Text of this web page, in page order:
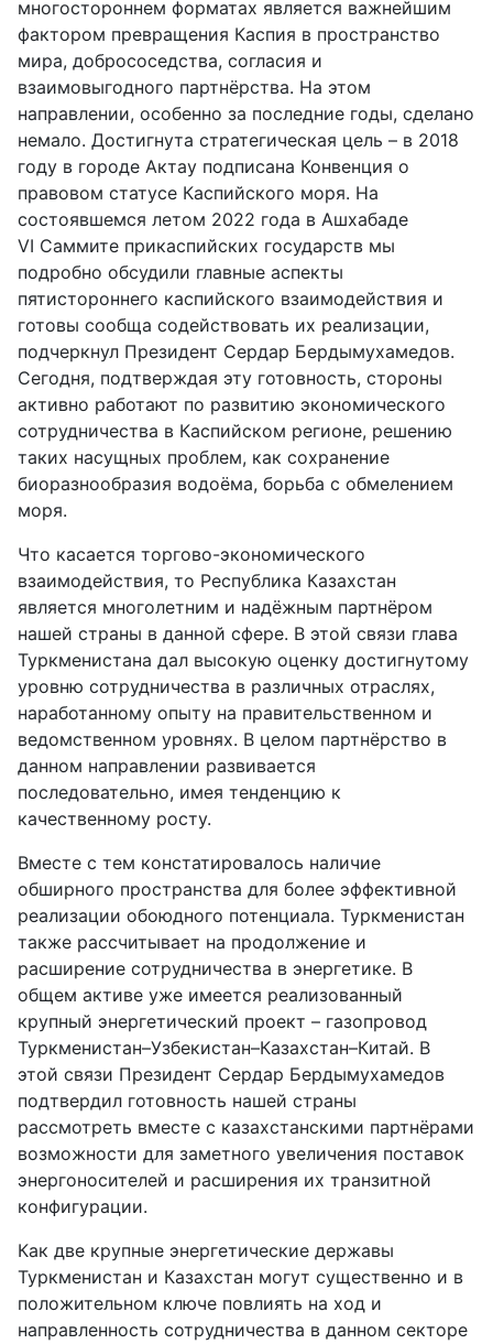
многостороннем форматах является важнейшим
фактором превращения Каспия в пространство
мира, добрососедства, согласия и
взаимовыгодного партнёрства. На этом
направлении, особенно за последние годы, сделано
немало. Достигнута стратегическая цель – в 2018
году в городе Актау подписана Конвенция о
правовом статусе Каспийского моря. На
состоявшемся летом 2022 года в Ашхабаде
VI Саммите прикаспийских государств мы
подробно обсудили главные аспекты
пятистороннего каспийского взаимодействия и
готовы сообща содействовать их реализации,
подчеркнул Президент Сердар Бердымухамедов.
Сегодня, подтверждая эту готовность, стороны
активно работают по развитию экономического
сотрудничества в Каспийском регионе, решению
таких насущных проблем, как сохранение
биоразнообразия водоёма, борьба с обмелением
моря.
Что касается торгово-экономического
взаимодействия, то Республика Казахстан
является многолетним и надёжным партнёром
нашей страны в данной сфере. В этой связи глава
Туркменистана дал высокую оценку достигнутому
уровню сотрудничества в различных отраслях,
наработанному опыту на правительственном и
ведомственном уровнях. В целом партнёрство в
данном направлении развивается
последовательно, имея тенденцию к
качественному росту.
Вместе с тем констатировалось наличие
обширного пространства для более эффективной
реализации обоюдного потенциала. Туркменистан
также рассчитывает на продолжение и
расширение сотрудничества в энергетике. В
общем активе уже имеется реализованный
крупный энергетический проект – газопровод
Туркменистан–Узбекистан–Казахстан–Китай. В
этой связи Президент Сердар Бердымухамедов
подтвердил готовность нашей страны
рассмотреть вместе с казахстанскими партнёрами
возможности для заметного увеличения поставок
энергоносителей и расширения их транзитной
конфигурации.
Как две крупные энергетические державы
Туркменистан и Казахстан могут существенно и в
положительном ключе повлиять на ход и
направленность сотрудничества в данном секторе